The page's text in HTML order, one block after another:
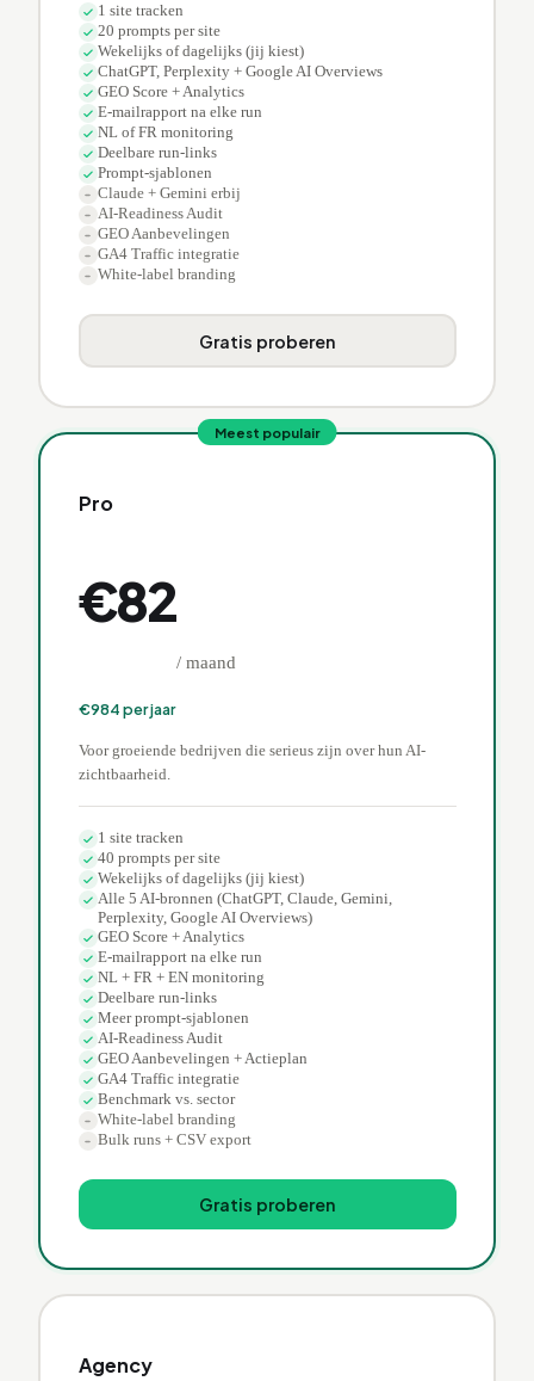
1 site tracken
20 prompts per site
Wekelijks of dagelijks (jij kiest)
ChatGPT, Perplexity + Google AI Overviews
GEO Score + Analytics
E-mailrapport na elke run
NL of FR monitoring
Deelbare run-links
Prompt-sjablonen
Claude + Gemini erbij
AI-Readiness Audit
GEO Aanbevelingen
GA4 Traffic integratie
White-label branding
Gratis proberen
Meest populair
Pro
€82
/ maand
€984per jaar
Voor groeiende bedrijven die serieus zijn over hun AI-
zichtbaarheid.
1 site tracken
40 prompts per site
Wekelijks of dagelijks (jij kiest)
Alle 5 AI-bronnen (ChatGPT, Claude, Gemini,
Perplexity, Google AI Overviews)
GEO Score + Analytics
E-mailrapport na elke run
NL + FR + EN monitoring
Deelbare run-links
Meer prompt-sjablonen
AI-Readiness Audit
GEO Aanbevelingen + Actieplan
GA4 Traffic integratie
Benchmark vs. sector
White-label branding
Bulk runs + CSV export
Gratis proberen
Agency